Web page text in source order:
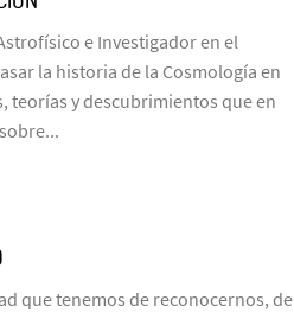
e Investigador en el
la historia de la Cosmología en
teorías y descubrimientos que en
que tenemos de reconocernos, de